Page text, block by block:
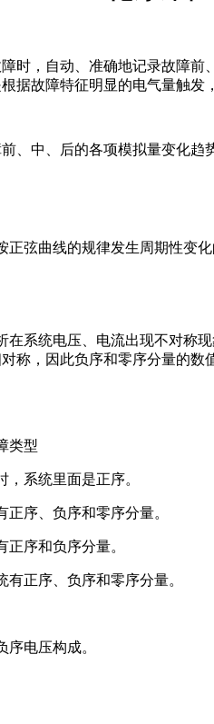
时，自动、准确地记录故障
据故障特征明显的电气量触发
、中、后的各项模拟量变化趋
正弦曲线的规律发生周期性变
在系统电压、电流出现不对称
称，因此负序和零序分量的
类型
，系统里面是正序。
正序、负序和零序分量。
正序和负序分量。
有正序、负序和零序分量。
电压构成。